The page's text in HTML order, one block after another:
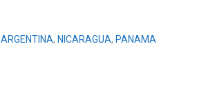
ARGENTINA, NICARAGUA, PANAMA